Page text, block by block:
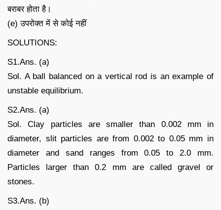
बराबर होता है।
(e) उपरोक्त में से कोई नहीं
SOLUTIONS:
S1.Ans. (a)
Sol. A ball balanced on a vertical rod is an example of
unstable equilibrium.
S2.Ans. (a)
Sol. Clay particles are smaller than 0.002 mm in
diameter, slit particles are from 0.002 to 0.05 mm in
diameter and sand ranges from 0.05 to 2.0 mm.
Particles larger than 0.2 mm are called gravel or
stones.
S3.Ans. (b)